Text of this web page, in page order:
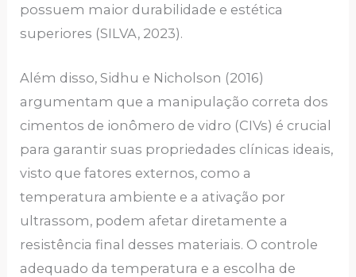
possuem maior durabilidade e estética
superiores (SILVA, 2023)​.
Além disso, Sidhu e Nicholson (2016)
argumentam que a manipulação correta dos
cimentos de ionômero de vidro (CIVs) é crucial
para garantir suas propriedades clínicas ideais,
visto que fatores externos, como a
temperatura ambiente e a ativação por
ultrassom, podem afetar diretamente a
resistência final desses materiais. O controle
adequado da temperatura e a escolha de